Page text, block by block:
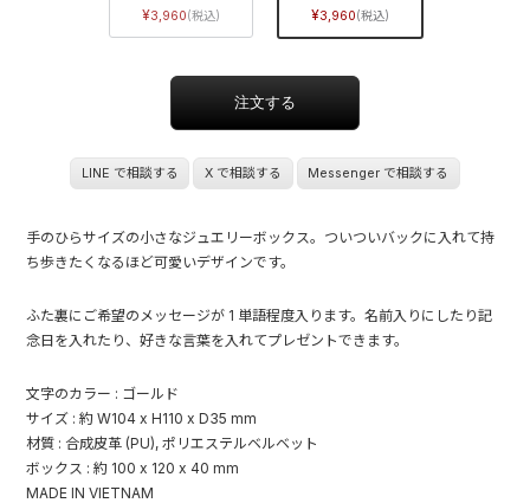
3,960
3,960
LINE で相談する X で相談する Messenger で相談する
手のひらサイズの小さなジュエリーボックス。ついついバックに入れて持
ち歩きたくなるほど可愛いデザインです。
ふた裏にご希望のメッセージが 1 単語程度入ります。名前入りにしたり記
念日を入れたり、好きな言葉を入れてプレゼントできます。
文字のカラー : ゴールド
サイズ : 約 W104 x H110 x D35 mm
材質 : 合成皮革 (PU), ポリエステルベルベット
ボックス : 約 100 x 120 x 40 mm
MADE IN VIETNAM